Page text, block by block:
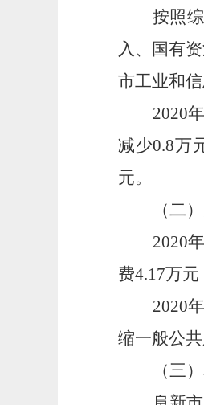
按照
入、国有
市工业和
2020
减少0.8万
元。
（二
2020
费4.17万
2020
缩一般公
（三